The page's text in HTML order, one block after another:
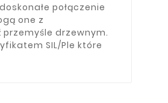
połączenie
one z
drzewnym.
SIL/Ple które